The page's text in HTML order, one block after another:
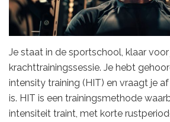
Je staat in de sportschool, klaar voor
krachttrainingssessie. Je hebt
intensity training (HIT) en vraagt je
is. HIT is een trainingsmethode
intensiteit traint, met korte